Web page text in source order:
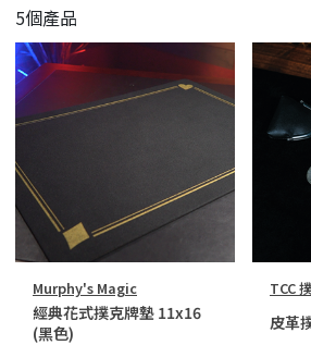
5個產品
Murphy's Magic
經典花式撲克牌墊 11x16
(黑色)
TCC
皮革